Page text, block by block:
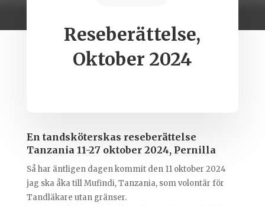
Reseberättelse,
Oktober 2024
En tandsköterskas reseberättelse
Tanzania 11-27 oktober 2024, Pernilla
Så har äntligen dagen kommit den 11 oktober 2024
jag ska åka till Mufindi, Tanzania, som volontär för
Tandläkare utan gränser.